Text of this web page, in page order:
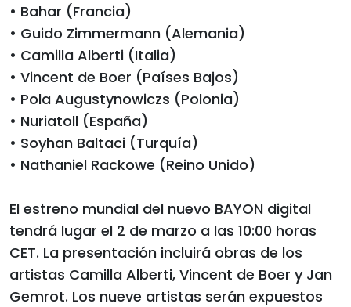
• Bahar (Francia)
• Guido Zimmermann (Alemania)
• Camilla Alberti (Italia)
• Vincent de Boer (Países Bajos)
• Pola Augustynowiczs (Polonia)
• Nuriatoll (España)
• Soyhan Baltaci (Turquía)
• Nathaniel Rackowe (Reino Unido)
El estreno mundial del nuevo BAYON digital
tendrá lugar el 2 de marzo a las 10:00 horas
CET. La presentación incluirá obras de los
artistas Camilla Alberti, Vincent de Boer y Jan
Gemrot. Los nueve artistas serán expuestos